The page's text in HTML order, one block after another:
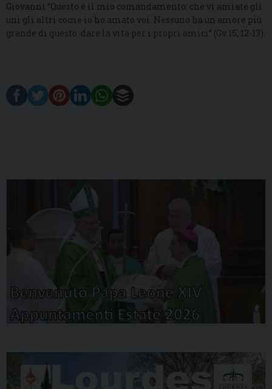
Giovanni “Questo è il mio comandamento: che vi amiate gli
uni gli altri come io ho amato voi. Nessuno ha un amore più
grande di questo: dare la vita per i propri amici” (Gv 15, 12-13).